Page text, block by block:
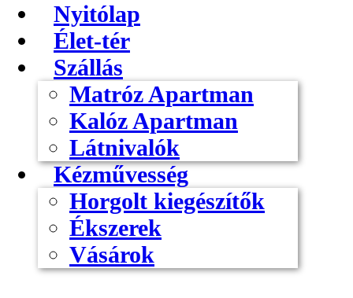
Nyitólap
Élet-tér
Szállás
Matróz Apartman
Kalóz Apartman
Látnivalók
Kézművesség
Horgolt kiegészítők
Ékszerek
Vásárok